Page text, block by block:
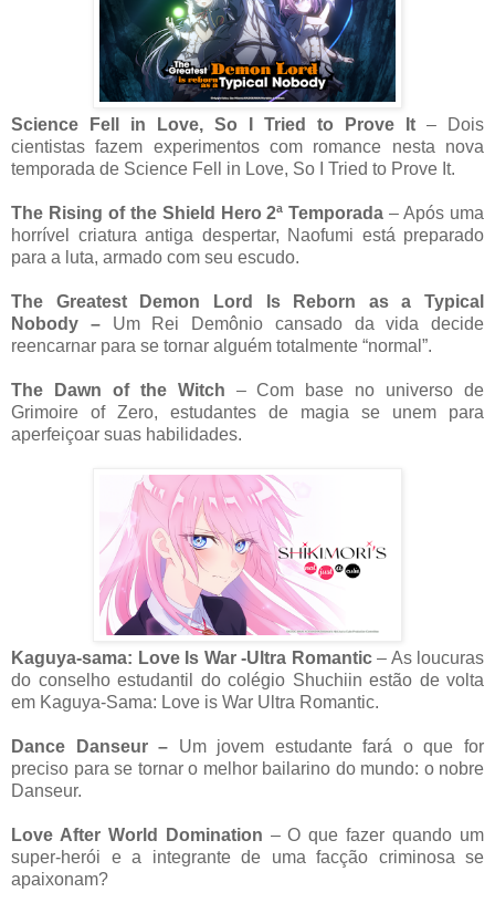
Science Fell in Love, So I Tried to Prove It – Dois
cientistas fazem experimentos com romance nesta nova
temporada de Science Fell in Love, So I Tried to Prove It.
The Rising of the Shield Hero 2ª Temporada – Após uma
horrível criatura antiga despertar, Naofumi está preparado
para a luta, armado com seu escudo.
The Greatest Demon Lord Is Reborn as a Typical
Nobody –Um Rei Demônio cansado da vida decide
reencarnar para se tornar alguém totalmente “normal”.
The Dawn of the Witch – Com base no universo de
Grimoire of Zero, estudantes de magia se unem para
aperfeiçoar suas habilidades.
Kaguya-sama: Love Is War -Ultra Romantic– As loucuras
do conselho estudantil do colégio Shuchiin estão de volta
em Kaguya-Sama: Love is War Ultra Romantic.
Dance Danseur – Um jovem estudante fará o que for
preciso para se tornar o melhor bailarino do mundo: o nobre
Danseur.
Love After World Domination – O que fazer quando um
super-herói e a integrante de uma facção criminosa se
apaixonam?